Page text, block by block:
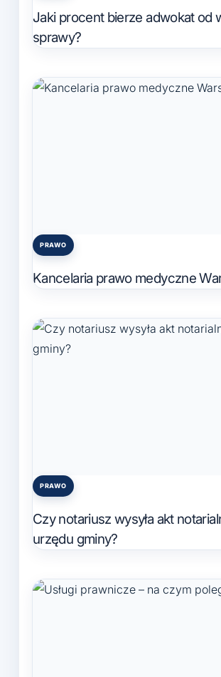
Jaki procent bierze adwokat od
sprawy?
Posted
PRAWO
Kancelaria prawo medyczne
Posted
PRAWO
Czy notariusz wysyła akt
urzędu gminy?